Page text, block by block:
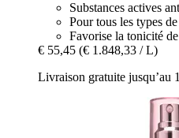
Substances actives
Pour tous les types de
Favorise la tonicité
€ 55,45 (€ 1.848,33 / L)
Livraison gratuite jusqu’au